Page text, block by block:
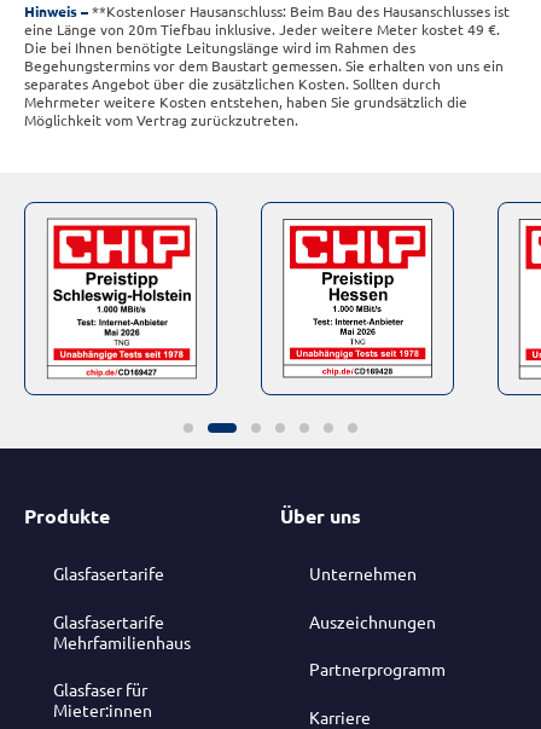
Hinweis
**Kostenloser Hausanschluss: Beim Bau des Hausanschlusses ist
eine Länge von 20m Tiefbau inklusive. Jeder weitere Meter kostet 49 €.
Die bei Ihnen benötigte Leitungslänge wird im Rahmen des
Begehungstermins vor dem Baustart gemessen. Sie erhalten von uns ein
separates Angebot über die zusätzlichen Kosten. Sollten durch
Mehrmeter weitere Kosten entstehen, haben Sie grundsätzlich die
Möglichkeit vom Vertrag zurückzutreten.
Produkte
Glasfasertarife
Glasfasertarife
Mehrfamilienhaus
Glasfaser für
Mieter:innen
Über uns
Unternehmen
Auszeichnungen
Partnerprogramm
Karriere